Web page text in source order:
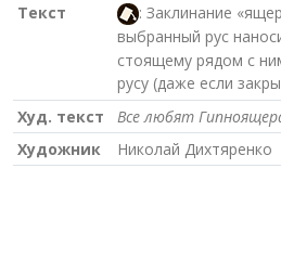
Текст
: Заклинание
выбранный рус
стоящему рядом с
русу (даже если
Худ. текст
Все любят
Художник
Николай Дихтяренко